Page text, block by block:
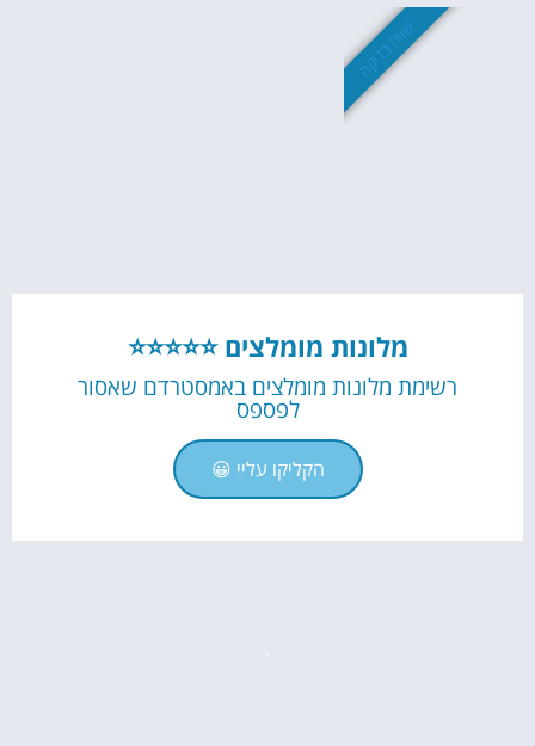
מלונות מומלצים ⭐⭐⭐⭐⭐
רשימת מלונות מומלצים באמסטרדם שאסור
לפספס
הקליקו עליי 😀
שווה בדיקה